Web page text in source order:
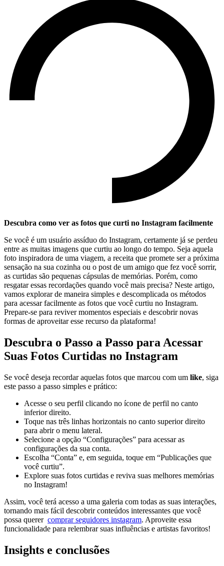
Descubra como‌ ver as fotos que curti no Instagram ​facilmente
Se você‌ é um usuário assíduo ​do Instagram, certamente já⁣ se perdeu
entre as⁤ muitas imagens que curtiu‍ ao longo do tempo. Seja aquela⁣
foto inspiradora de uma ⁢viagem,⁣ a receita que promete ser a próxima
sensação na sua cozinha ou ⁤o post de um amigo ​que fez⁢ você⁣ sorrir,
as curtidas são pequenas cápsulas de memórias. Porém, como
resgatar essas recordações quando⁢ você ⁣mais⁤ precisa? Neste artigo,
vamos explorar de​ maneira simples e descomplicada os⁤ métodos
para acessar facilmente as fotos que você⁢ curtiu no Instagram.
Prepare-se para reviver momentos⁣ especiais e⁤ descobrir novas
formas de aproveitar esse recurso da plataforma!
Descubra o Passo a Passo para Acessar
Suas Fotos ‌Curtidas no Instagram
Se ⁢você deseja recordar aquelas fotos que marcou com um like, siga
este‌ passo a passo simples ‌e​ prático:
Acesse ⁤o seu perfil clicando no ícone de perfil no canto
inferior direito.
Toque ‍nas três linhas horizontais⁤ no canto superior direito
para abrir ⁢o​ menu lateral.
Selecione a opção ‌“Configurações” para⁣ acessar as
configurações da sua conta.
Escolha “Conta” e, em seguida, toque em “Publicações⁢ que
você‍ curtiu”.
Explore suas fotos curtidas e ​reviva suas ⁢melhores memórias
no ​Instagram!
Assim, ‌você terá acesso a uma galeria com todas as suas interações,
tornando mais fácil descobrir conteúdos interessantes que você
possa querer ⁤ comprar seguidores​ instagram.⁢ Aproveite essa⁣
funcionalidade para relembrar suas influências e artistas favoritos!
Insights e conclusões